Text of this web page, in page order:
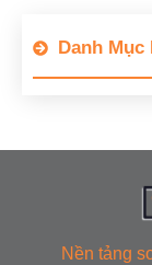
Danh Mục
Nền tảng